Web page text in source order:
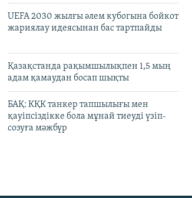
UEFA 2030 жылғы әлем кубогына бойкот
жариялау идеясынан бас тартпайды
Қазақстанда рақымшылықпен 1,5 мың
адам қамаудан босап шықты
БАҚ: КҚК танкер тапшылығы мен
қауіпсіздікке бола мұнай тиеуді үзіп-
созуға мәжбүр